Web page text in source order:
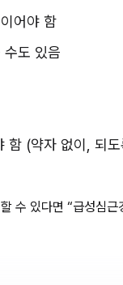
어야 함
도 있음
함 (약자 없이, 되
수 있다면 “급성심